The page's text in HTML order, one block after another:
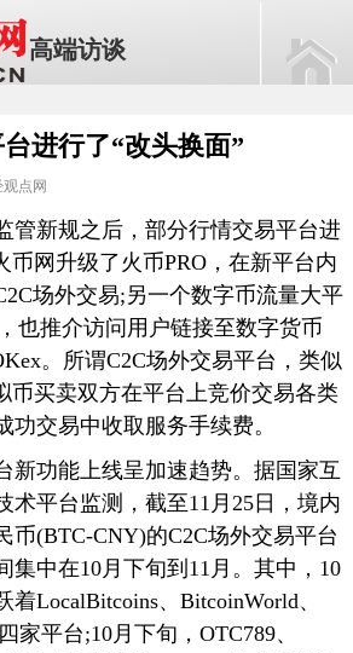
高端访谈
进行了“改头换面”
观点网
新规之后，部分行情交易平台进
币网升级了火币PRO，在新平台内
场外交易;另一个数字币流量大平
也推介访问用户链接至数字货币
。所谓C2C场外交易平台，类似
币买卖双方在平台上竞价交易各类
功交易中收取服务手续费。
功能上线呈加速趋势。据国家互
术平台监测，截至11月25日，境内
币(BTC-CNY)的C2C场外交易平台
集中在10月下旬到11月。其中，10
着LocalBitcoins、BitcoinWorld、
家平台;10月下旬，OTC789、